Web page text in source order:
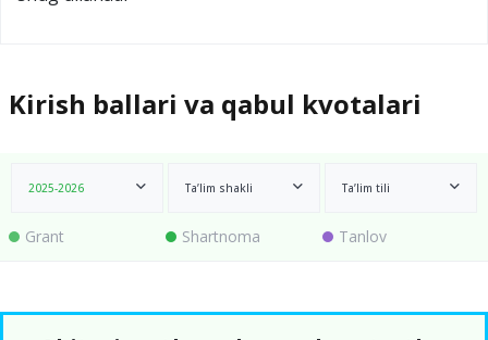
Kirish ballari va qabul kvotalari
2025-2026 Ta’lim shakli Ta’lim tili
Grant Shartnoma Tanlov